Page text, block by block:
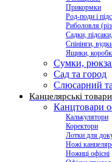
Прикормки
Род-поди і
Риболовля
Садки,
Спінінги,
Ящики,
Сумки,
Сад та город
Слюсарний та
Канцелярські товари
Канцтовари
Калькулятори
Коректори
Лотки для
Ножі
Ножиці офісні